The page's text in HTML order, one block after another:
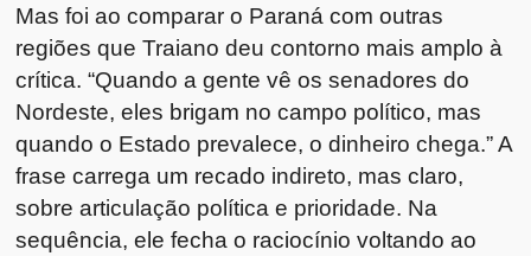
Mas foi ao comparar o Paraná com outras
regiões que Traiano deu contorno mais amplo à
crítica. “Quando a gente vê os senadores do
Nordeste, eles brigam no campo político, mas
quando o Estado prevalece, o dinheiro chega.” A
frase carrega um recado indireto, mas claro,
sobre articulação política e prioridade. Na
sequência, ele fecha o raciocínio voltando ao